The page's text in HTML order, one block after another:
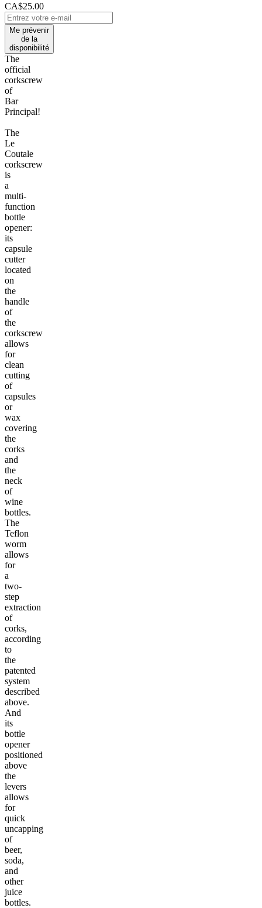
CA$25.00
Me prévenir
de la
disponibilité
The
official
corkscrew
of
Bar
Principal!
The
Le
Coutale
corkscrew
is
a
multi-
function
bottle
opener:
its
capsule
cutter
located
on
the
handle
of
the
corkscrew
allows
for
clean
cutting
of
capsules
or
wax
covering
the
corks
and
the
neck
of
wine
bottles.
The
Teflon
worm
allows
for
a
two-
step
extraction
of
corks,
according
to
the
patented
system
described
above.
And
its
bottle
opener
positioned
above
the
levers
allows
for
quick
uncapping
of
beer,
soda,
and
other
juice
bottles.